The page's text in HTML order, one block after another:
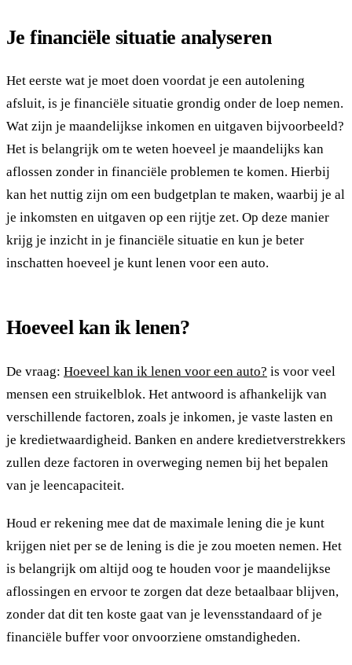
Je financiële situatie analyseren
Het eerste wat je moet doen voordat je een autolening
afsluit, is je financiële situatie grondig onder de loep nemen.
Wat zijn je maandelijkse inkomen en uitgaven bijvoorbeeld?
Het is belangrijk om te weten hoeveel je maandelijks kan
aflossen zonder in financiële problemen te komen. Hierbij
kan het nuttig zijn om een budgetplan te maken, waarbij je al
je inkomsten en uitgaven op een rijtje zet. Op deze manier
krijg je inzicht in je financiële situatie en kun je beter
inschatten hoeveel je kunt lenen voor een auto.
Hoeveel kan ik lenen?
De vraag: Hoeveel kan ik lenen voor een auto? is voor veel
mensen een struikelblok. Het antwoord is afhankelijk van
verschillende factoren, zoals je inkomen, je vaste lasten en
je kredietwaardigheid. Banken en andere kredietverstrekkers
zullen deze factoren in overweging nemen bij het bepalen
van je leencapaciteit.
Houd er rekening mee dat de maximale lening die je kunt
krijgen niet per se de lening is die je zou moeten nemen. Het
is belangrijk om altijd oog te houden voor je maandelijkse
aflossingen en ervoor te zorgen dat deze betaalbaar blijven,
zonder dat dit ten koste gaat van je levensstandaard of je
financiële buffer voor onvoorziene omstandigheden.